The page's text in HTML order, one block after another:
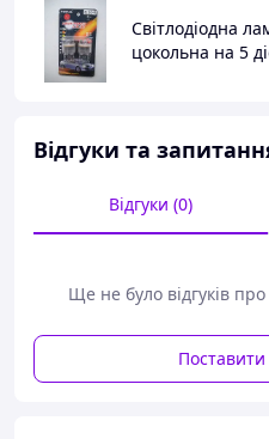
Світлодіодна
цокольна на 5
Відгуки та
Відгуки (0)
Ще не було відгуків